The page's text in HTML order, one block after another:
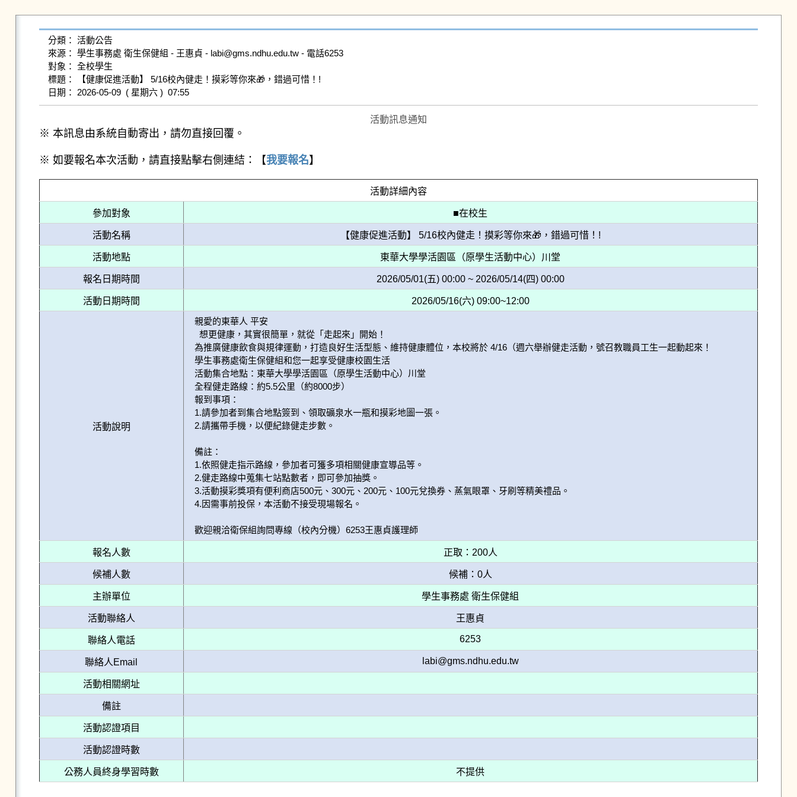
分類： 活動公告
來源： 學生事務處 衛生保健組 - 王惠貞 - labi@gms.ndhu.edu.tw - 電話6253
對象： 全校學生
標題： 【健康促進活動】 5/16校內健走！摸彩等你來🎁，錯過可惜！!
日期： 2026-05-09  ( 星期六 )  07:55
活動訊息通知
※ 本訊息由系統自動寄出，請勿直接回覆。
※ 如要報名本次活動，請直接點擊右側連結：【我要報名】
活動詳細內容
參加對象 ■在校生
活動名稱 【健康促進活動】 5/16校內健走！摸彩等你來🎁，錯過可惜！!
活動地點 東華大學學活園區（原學生活動中心）川堂
報名日期時間 2026/05/01(五) 00:00 ~ 2026/05/14(四) 00:00
活動日期時間 2026/05/16(六) 09:00~12:00
活動說明
親愛的東華人 平安
為推廣健康飲食與規律運動，打造良好生活型態、維持健康體位，本校將於 4/16（週六舉辦健走活動，號召教職員工生一起動起來！
學生事務處衛生保健組和您一起享受健康校園生活
活動集合地點：東華大學學活園區（原學生活動中心）川堂
全程健走路線：約5.5公里（約8000步）
報到事項：
1.請參加者到集合地點簽到、領取礦泉水一瓶和摸彩地圖一張。
2.請攜帶手機，以便紀錄健走步數。
備註：
1.依照健走指示路線，參加者可獲多項相關健康宣導品等。
2.健走路線中蒐集七站點數者，即可參加抽獎。
3.活動摸彩獎項有便利商店500元、300元、200元、100元兌換券、蒸氣眼罩、牙刷等精美禮品。
4.因需事前投保，本活動不接受現場報名。
歡迎親洽衛保組詢問專線（校內分機）6253王惠貞護理師
報名人數 正取：200人
候補人數 候補：0人
主辦單位 學生事務處 衛生保健組
活動聯絡人 王惠貞
聯絡人電話 6253
聯絡人Email labi@gms.ndhu.edu.tw
活動相關網址
備註
活動認證項目
活動認證時數
公務人員終身學習時數 不提供